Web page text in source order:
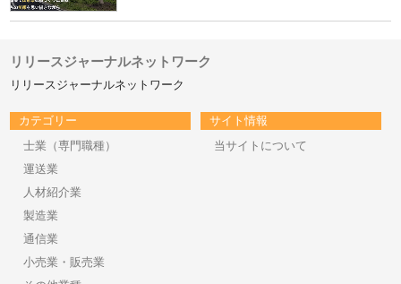
リリースジャーナルネットワーク
リリースジャーナルネットワーク
カテゴリー
士業（専門職種）
運送業
人材紹介業
製造業
通信業
小売業・販売業
サイト情報
当サイトについて